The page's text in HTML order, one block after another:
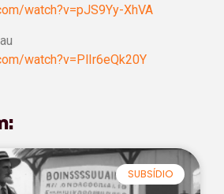
watch?v=pJS9Yy-XhVA
watch?v=PlIr6eQk20Y
SUBSÍDIO